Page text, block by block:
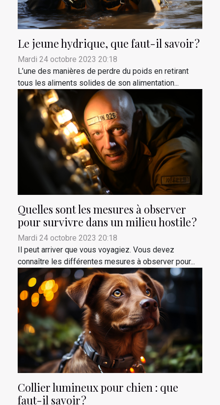
Le jeune hydrique, que faut-il savoir ?
Mardi 24 octobre 2023 20:18
L’une des manières de perdre du poids en retirant
tous les aliments solides de son alimentation...
Quelles sont les mesures à observer
pour survivre dans un milieu hostile ?
Mardi 24 octobre 2023 20:18
Il peut arriver que vous voyagiez. Vous devez
connaître les différentes mesures à observer pour...
Collier lumineux pour chien : que
faut-il savoir ?